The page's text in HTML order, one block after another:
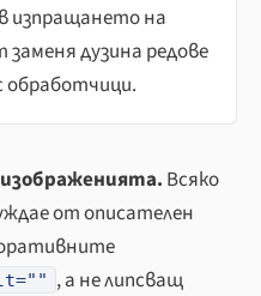
изпращането на
дузина редове
обработчици.
Всяко
от описателен
, а не липсващ